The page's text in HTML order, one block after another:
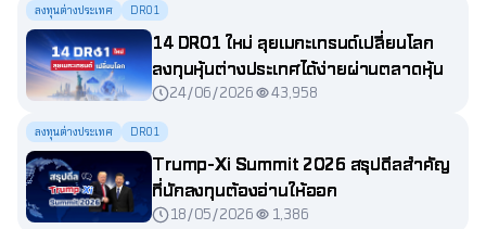
ลงทุนต่างประเทศ DR01
14 DR01 ใหม่ ลุยเมกะเทรนด์เปลี่ยนโลก
ลงทุนหุ้นต่างประเทศได้ง่ายผ่านตลาดหุ้น
ไทย24/06/2026 43,958
ลงทุนต่างประเทศ DR01
Trump-Xi Summit 2026 สรุปดีลสำคัญ
ที่นักลงทุนต้องอ่านให้ออก
18/05/2026 1,386